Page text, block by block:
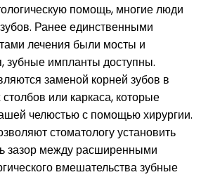
помощь, многие люди
Ранее единственными
лечения были мосты и
зубные импланты доступны.
заменой корней зубов в
или каркаса, которые
челюстью с помощью хирургии.
стоматологу установить
зазор между расширенными
вмешательства зубные